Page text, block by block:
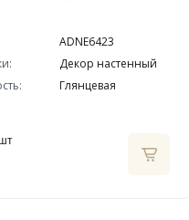
ADNE6423
Декор настенный
Глянцевая